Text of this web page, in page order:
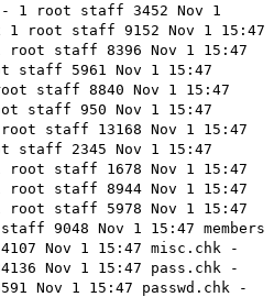
1 root staff 3452 Nov 1
1 root staff 9152 Nov 1 15:47
staff 8396 Nov 1 15:47
5961 Nov 1 15:47
staff 8840 Nov 1 15:47
staff 950 Nov 1 15:47
staff 13168 Nov 1 15:47
2345 Nov 1 15:47
staff 1678 Nov 1 15:47
staff 8944 Nov 1 15:47
staff 5978 Nov 1 15:47
9048 Nov 1 15:47 members
Nov 1 15:47 misc.chk -
Nov 1 15:47 pass.chk -
Nov 1 15:47 passwd.chk -